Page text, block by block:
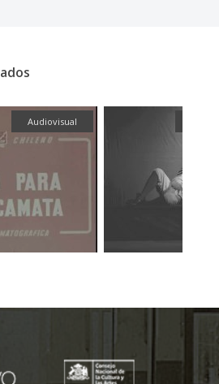
Audiovisual